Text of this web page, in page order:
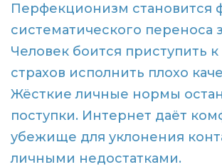
Перфекционизм становится
систематического переноса
Человек боится приступить к
страхов исполнить плохо
Жёсткие личные нормы
поступки. Интернет даёт
убежище для уклонения
личными недостатками.